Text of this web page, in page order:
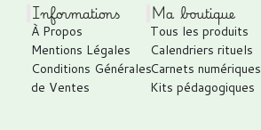
Informations
À Propos
Mentions Légales
Conditions Générales
de Ventes
Ma boutique
Tous les produits
Calendriers rituels
Carnets numériques
Kits pédagogiques